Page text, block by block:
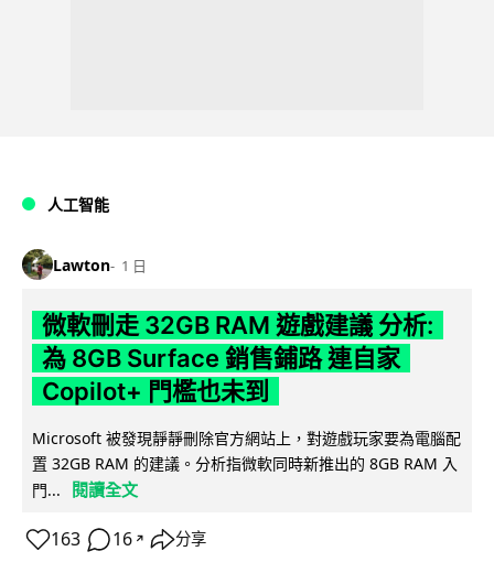
人工智能
Lawton 1 日
微軟刪走 32GB RAM 遊戲建議 分析:
為 8GB Surface 銷售鋪路 連自家
Copilot+ 門檻也未到
Microsoft 被發現靜靜刪除官方網站上，對遊戲玩家要為電腦配
置 32GB RAM 的建議。分析指微軟同時新推出的 8GB RAM 入
門...
閱讀全文
163 16 ↗ 分享